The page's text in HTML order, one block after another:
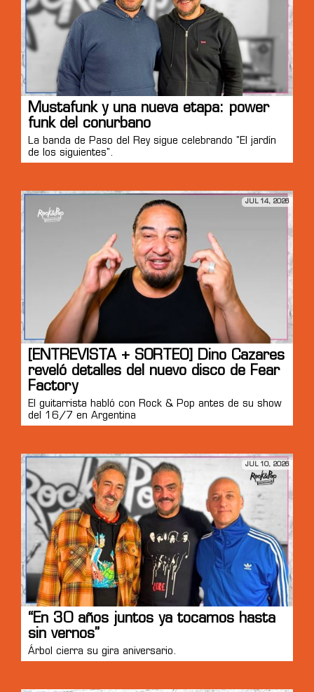
Mustafunk y una nueva etapa: power
funk del conurbano
La banda de Paso del Rey sigue celebrando "El jardín
de los siguientes".
JUL 14, 2026
[ENTREVISTA + SORTEO] Dino Cazares
reveló detalles del nuevo disco de Fear
Factory
El guitarrista habló con Rock & Pop antes de su show
del 16/7 en Argentina
JUL 10, 2026
“En 30 años juntos ya tocamos hasta
sin vernos”
Árbol cierra su gira aniversario.